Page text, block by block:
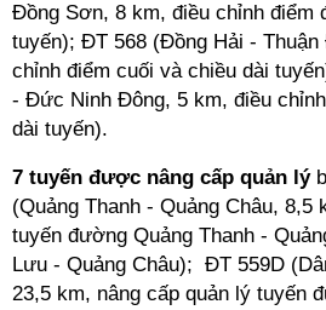
Đồng Sơn, 8 km, điều chỉnh điểm
tuyến); ĐT 568 (Đồng Hải -
chỉnh điểm cuối và chiều dài
- Đức Ninh Đông, 5 km, điều
dài tuyến).
7 tuyến được nâng cấp quản lý
(Quảng Thanh - Quảng Châu, 8,5
tuyến đường Quảng Thanh -
Lưu - Quảng Châu); ĐT 559D
23,5 km, nâng cấp quản lý tuyến